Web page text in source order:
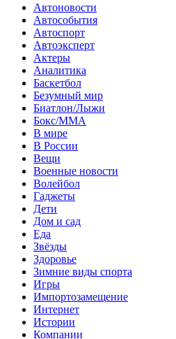
Автоновости
Автособытия
Автоспорт
Автоэксперт
Актеры
Аналитика
Баскетбол
Безумный мир
Биатлон/Лыжи
Бокс/MMA
В мире
В России
Вещи
Военные новости
Волейбол
Гаджеты
Дети
Дом и сад
Еда
Звёзды
Здоровье
Зимние виды спорта
Игры
Импортозамещение
Интернет
Истории
Компании